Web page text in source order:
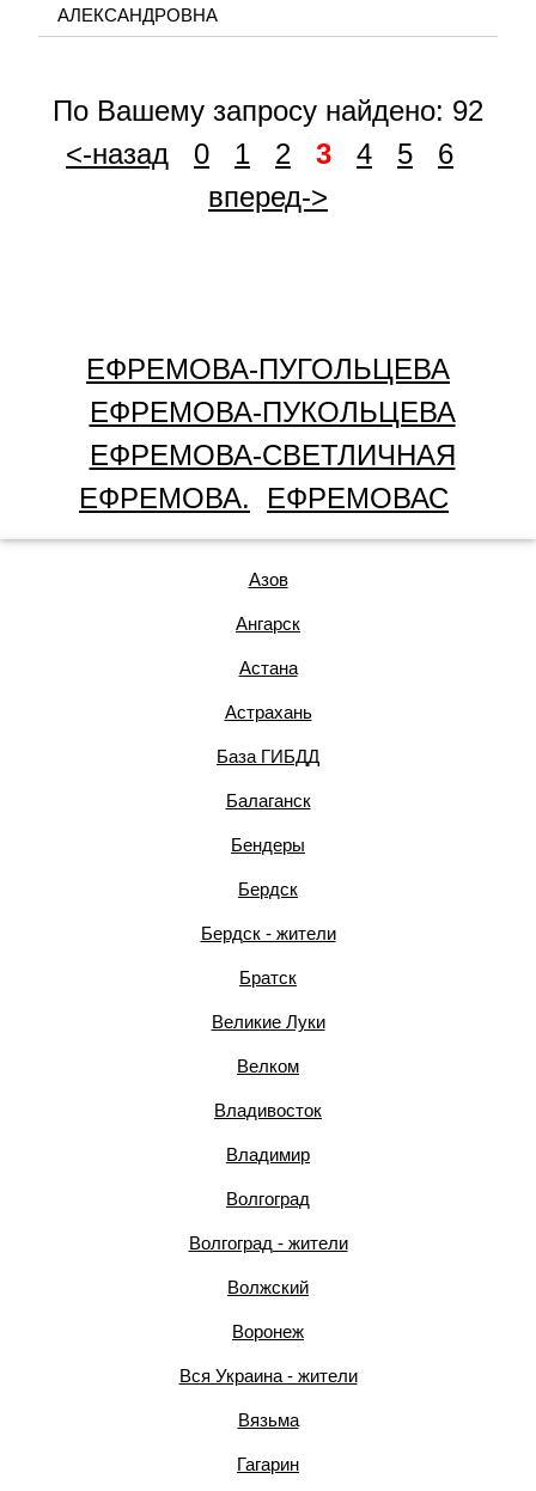
АЛЕКСАНДРОВНА
По Вашему запросу найдено: 92
<-назад
0 1 2 3 4 5
6
вперед->
ЕФРЕМОВА-ПУГОЛЬЦЕВА
ЕФРЕМОВА-ПУКОЛЬЦЕВА
ЕФРЕМОВА-СВЕТЛИЧНАЯ
ЕФРЕМОВА.
ЕФРЕМОВАС
Азов
Ангарск
Астана
Астрахань
База ГИБДД
Балаганск
Бендеры
Бердск
Бердск - жители
Братск
Великие Луки
Велком
Владивосток
Владимир
Волгоград
Волгоград - жители
Волжский
Воронеж
Вся Украина - жители
Вязьма
Гагарин